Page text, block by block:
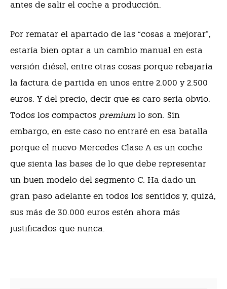
antes de salir el coche a producción.
Por rematar el apartado de las “cosas a mejorar”,
estaría bien optar a un cambio manual en esta
versión diésel, entre otras cosas porque rebajaría
la factura de partida en unos entre 2.000 y 2.500
euros. Y del precio, decir que es caro sería obvio.
Todos los compactos premium lo son. Sin
embargo, en este caso no entraré en esa batalla
porque el nuevo Mercedes Clase A es un coche
que sienta las bases de lo que debe representar
un buen modelo del segmento C. Ha dado un
gran paso adelante en todos los sentidos y, quizá,
sus más de 30.000 euros estén ahora más
justificados que nunca.